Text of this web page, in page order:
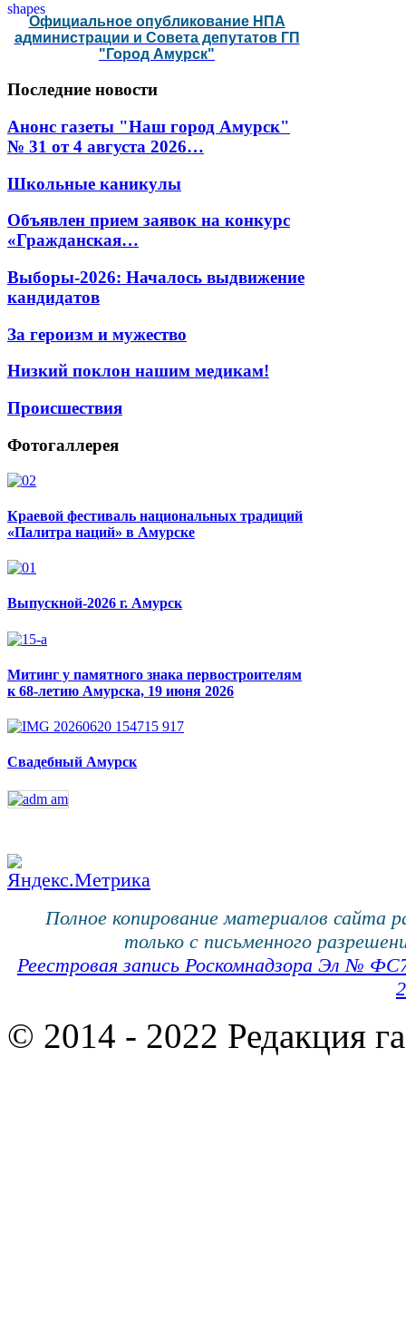
Официальное опубликование НПА
администрации и Совета депутатов ГП
"Город Амурск"
Последние новости
Анонс газеты "Наш город Амурск"
№ 31 от 4 августа 2026…
Школьные каникулы
Объявлен прием заявок на конкурс
«Гражданская…
Выборы-2026: Началось выдвижение
кандидатов
За героизм и мужество
Низкий поклон нашим медикам!
Происшествия
Фотогаллерея
Краевой фестиваль национальных традиций
«Палитра наций» в Амурске
Выпускной-2026 г. Амурск
Митинг у памятного знака первостроителям
к 68-летию Амурска, 19 июня 2026
Свадебный Амурск
Полное копирование материалов сайта
только с письменного
Реестровая запись Роскомнадзора Эл №
© 2014 - 2022 Редакция